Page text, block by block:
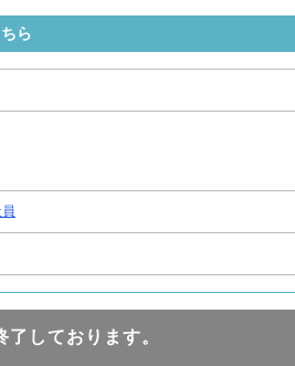
ら
しております。